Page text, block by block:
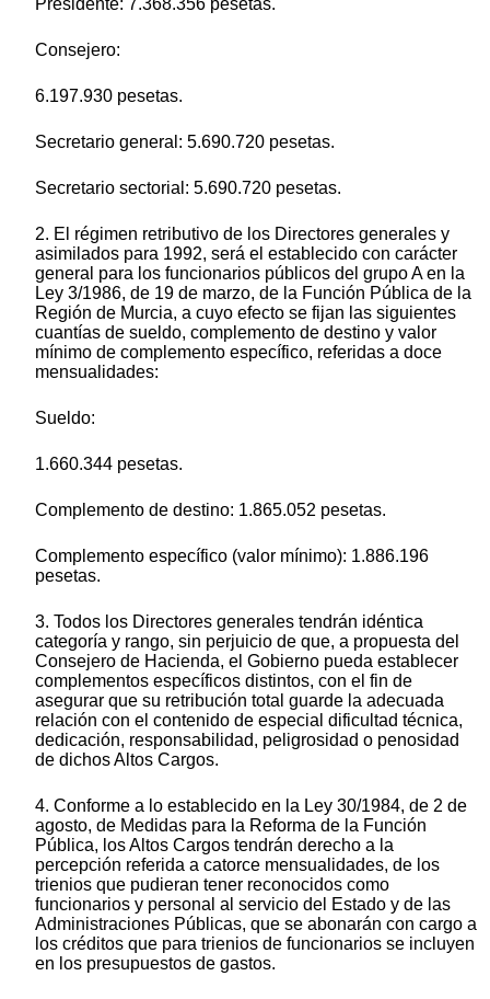
Presidente: 7.368.356 pesetas.
Consejero:
6.197.930 pesetas.
Secretario general: 5.690.720 pesetas.
Secretario sectorial: 5.690.720 pesetas.
2. El régimen retributivo de los Directores generales y
asimilados para 1992, será el establecido con carácter
general para los funcionarios públicos del grupo A en la
Ley 3/1986, de 19 de marzo, de la Función Pública de la
Región de Murcia, a cuyo efecto se fijan las siguientes
cuantías de sueldo, complemento de destino y valor
mínimo de complemento específico, referidas a doce
mensualidades:
Sueldo:
1.660.344 pesetas.
Complemento de destino: 1.865.052 pesetas.
Complemento específico (valor mínimo): 1.886.196
pesetas.
3. Todos los Directores generales tendrán idéntica
categoría y rango, sin perjuicio de que, a propuesta del
Consejero de Hacienda, el Gobierno pueda establecer
complementos específicos distintos, con el fin de
asegurar que su retribución total guarde la adecuada
relación con el contenido de especial dificultad técnica,
dedicación, responsabilidad, peligrosidad o penosidad
de dichos Altos Cargos.
4. Conforme a lo establecido en la Ley 30/1984, de 2 de
agosto, de Medidas para la Reforma de la Función
Pública, los Altos Cargos tendrán derecho a la
percepción referida a catorce mensualidades, de los
trienios que pudieran tener reconocidos como
funcionarios y personal al servicio del Estado y de las
Administraciones Públicas, que se abonarán con cargo a
los créditos que para trienios de funcionarios se incluyen
en los presupuestos de gastos.